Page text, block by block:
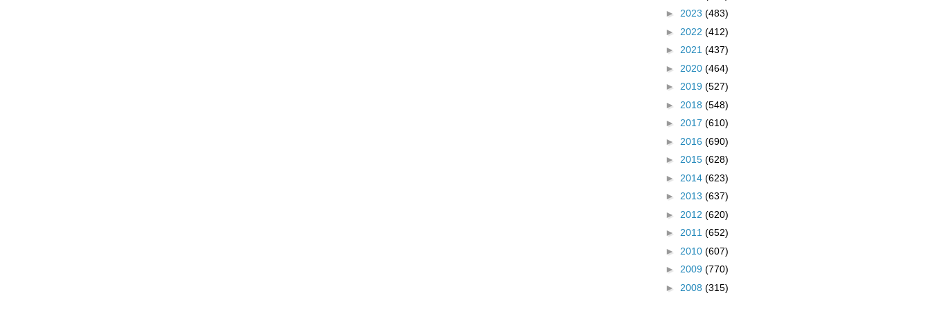
► 2023 (483)
► 2022 (412)
► 2021 (437)
► 2020 (464)
► 2019 (527)
► 2018 (548)
► 2017 (610)
► 2016 (690)
► 2015 (628)
► 2014 (623)
► 2013 (637)
► 2012 (620)
► 2011 (652)
► 2010 (607)
► 2009 (770)
► 2008 (315)